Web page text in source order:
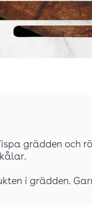
grädden och
i grädden.